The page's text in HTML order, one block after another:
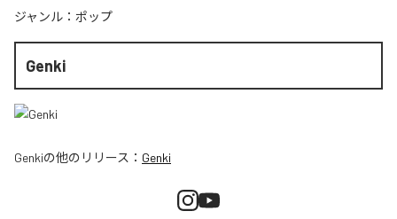
ジャンル： ポップ
Genki
Genkiの他のリリース： Genki